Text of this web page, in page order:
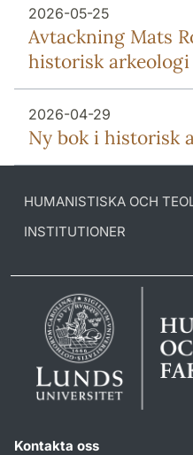
2026-05-25
Avtackning Mats
historisk arkeologi
2026-04-29
Ny bok i historisk
HUMANISTISKA OCH
INSTITUTIONER
Kontakta oss